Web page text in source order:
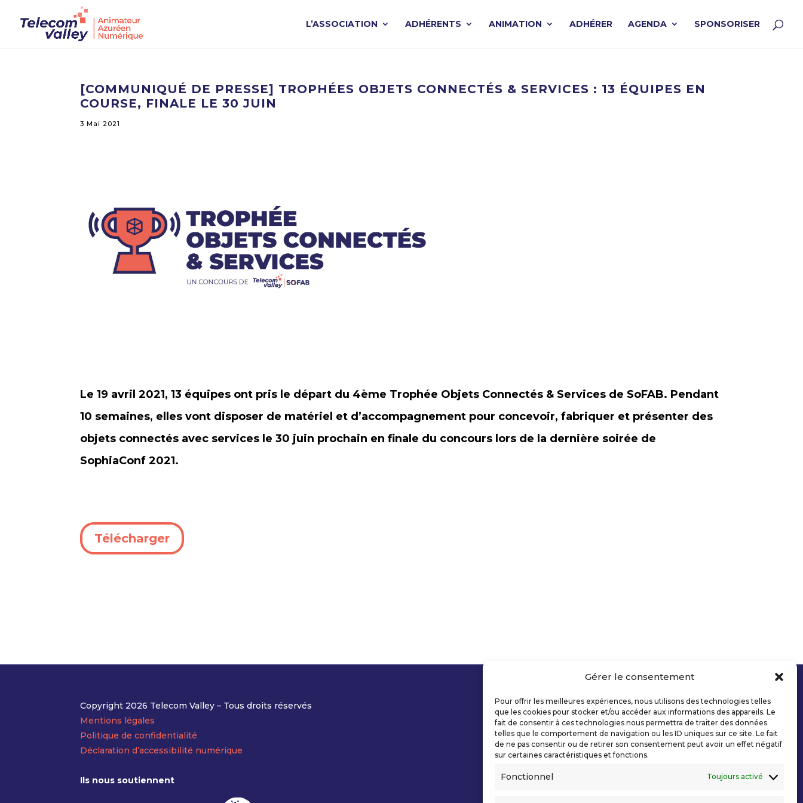
Gérer le consentement
Pour offrir les meilleures expériences, nous utilisons des technologies telles
que les cookies pour stocker et/ou accéder aux informations des appareils. Le
fait de consentir à ces technologies nous permettra de traiter des données
telles que le comportement de navigation ou les ID uniques sur ce site. Le fait
de ne pas consentir ou de retirer son consentement peut avoir un effet négatif
sur certaines caractéristiques et fonctions.
Fonctionnel Toujours activé
L’ASSOCIATION ADHÉRENTS ANIMATION ADHÉRER AGENDA SPONSORISER
[COMMUNIQUÉ DE PRESSE] TROPHÉES OBJETS CONNECTÉS & SERVICES : 13 ÉQUIPES EN
COURSE, FINALE LE 30 JUIN
3 Mai 2021
Le 19 avril 2021, 13 équipes ont pris le départ du 4ème Trophée Objets Connectés & Services de SoFAB. Pendant
10 semaines, elles vont disposer de matériel et d’accompagnement pour concevoir, fabriquer et présenter des
objets connectés avec services le 30 juin prochain en finale du concours lors de la dernière soirée de
SophiaConf 2021.
Télécharger
Copyright 2026 Telecom Valley – Tous droits réservés
Mentions légales
Politique de confidentialité
Déclaration d’accessibilité numérique
Ils nous soutiennent